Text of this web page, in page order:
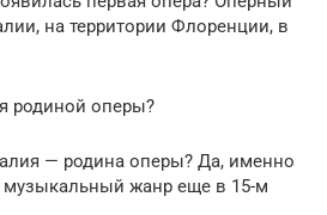
на территории Флоренции, в
родиной оперы?
— родина оперы? Да, именно
музыкальный жанр еще в 15-м